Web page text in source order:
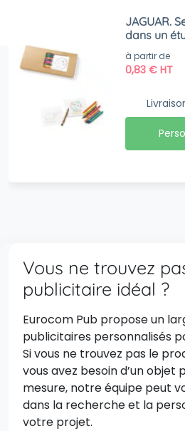
JAGUAR.
dans un
à partir de
0,83€ HT
Vous ne trouvez
publicitaire idéal ?
Eurocom Pub propose un
publicitaires personnalisés
Si vous ne trouvez pas le
vous avez besoin d’un objet
mesure, notre équipe peut
dans la recherche et la
votre projet.